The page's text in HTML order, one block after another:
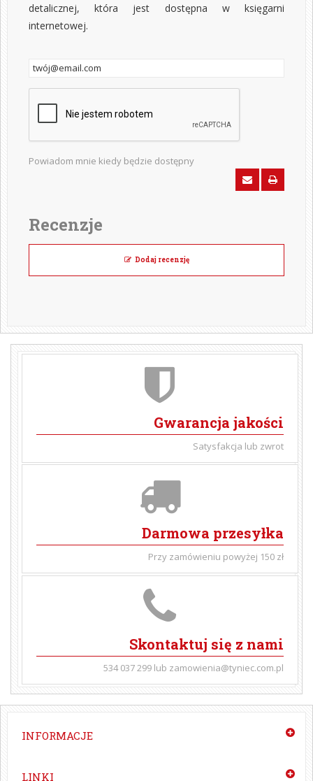
detalicznej, która jest dostępna w księgarni
internetowej.
Powiadom mnie kiedy będzie dostępny
Recenzje
Dodaj recenzję
Gwarancja jakości
Satysfakcja lub zwrot
Darmowa przesyłka
Przy zamówieniu powyżej 150 zł
Skontaktuj się z nami
534 037 299 lub zamowienia@tyniec.com.pl
INFORMACJE
LINKI